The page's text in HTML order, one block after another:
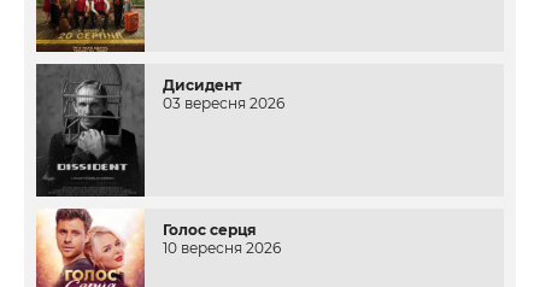
Дисидент
03 вересня 2026
Голос серця
10 вересня 2026